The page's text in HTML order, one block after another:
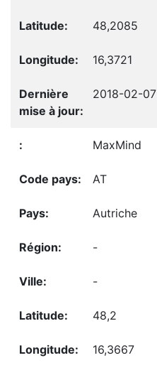
48,2085
16,3721
2018-02-07
MaxMind
AT
Autriche
-
-
48,2
16,3667